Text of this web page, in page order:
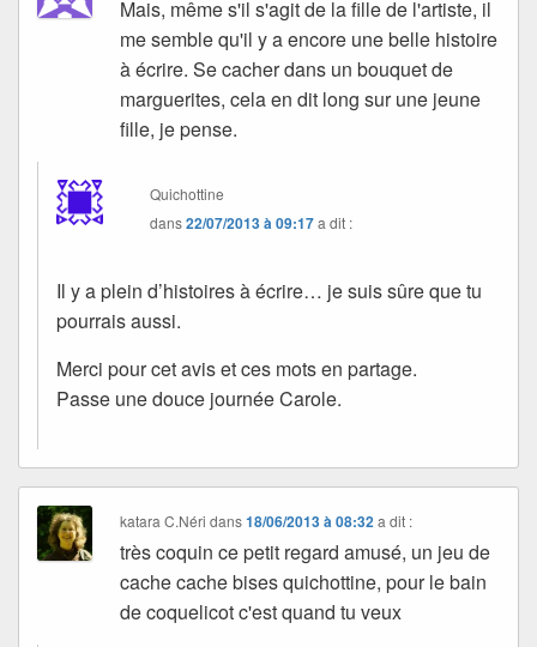
Mais, même s'il s'agit de la fille de l'artiste, il
me semble qu'il y a encore une belle histoire
à écrire. Se cacher dans un bouquet de
marguerites, cela en dit long sur une jeune
fille, je pense.
Quichottine
dans22/07/2013 à 09:17a dit :
Il y a plein d’histoires à écrire… je suis sûre que tu
pourrais aussi.
Merci pour cet avis et ces mots en partage.
Passe une douce journée Carole.
katara C.Néri dans18/06/2013 à 08:32 a dit :
très coquin ce petit regard amusé, un jeu de
cache cache bises quichottine, pour le bain
de coquelicot c'est quand tu veux